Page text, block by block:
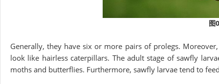
图
Generally, they have six or more pairs of prolegs.
look like hairless caterpillars. The adult stage of sawfly
moths and butterflies. Furthermore, sawfly larvae tend to